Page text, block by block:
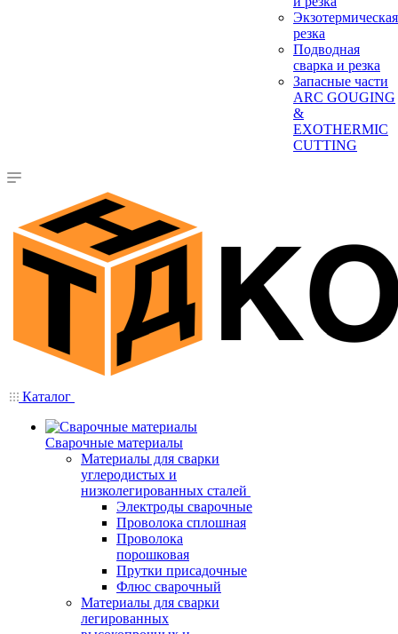
Экзотермическая
резка
Подводная
сварка и резка
Запасные части
ARC GOUGING
&
EXOTHERMIC
CUTTING
Каталог
Сварочные материалы
Материалы для сварки
углеродистых и
низколегированных сталей
Электроды сварочные
Проволока сплошная
Проволока
порошковая
Прутки присадочные
Флюс сварочный
Материалы для сварки
легированных